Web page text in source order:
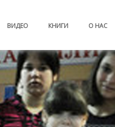
ВИДЕО КНИГИ О НАС